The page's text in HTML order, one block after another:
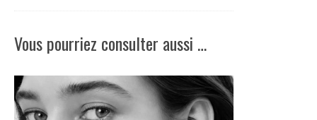
Vous pourriez consulter aussi …